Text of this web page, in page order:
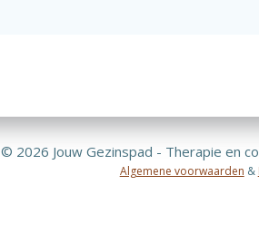
© 2026 Jouw Gezinspad - Therapie en
Algemene voorwaarden &